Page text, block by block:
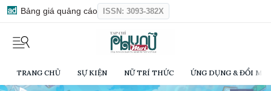
Bảng giá quảng cáo ISSN: 3093-382X
TRANG CHỦ SỰ KIỆN NỮ TRÍ THỨC ỨNG DỤNG & ĐỔI